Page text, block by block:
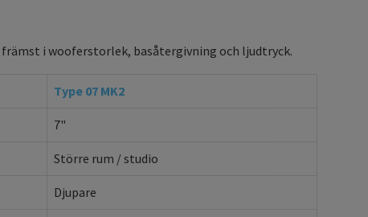
i wooferstorlek, basåtergivning och ljudtryck.
Type 07 MK2
7"
Större rum / studio
Djupare